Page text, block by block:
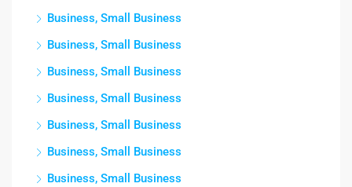
Business, Small Business
Business, Small Business
Business, Small Business
Business, Small Business
Business, Small Business
Business, Small Business
Business, Small Business